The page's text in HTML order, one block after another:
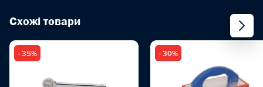
Схожі товари
- 35% - 30%